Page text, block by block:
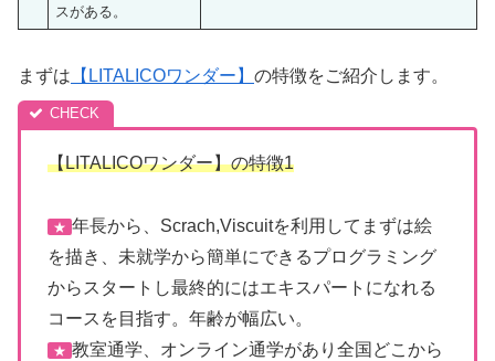
スがある。
まずは 【LITALICOワンダー】 の特徴をご紹介します。
【LITALICOワンダー】の特徴1
★ 年長から、Scrach,Viscuitを利用してまずは絵
を描き、未就学から簡単にできるプログラミング
からスタートし最終的にはエキスパートになれる
コースを目指す。年齢が幅広い。
★ 教室通学、オンライン通学があり全国どこから